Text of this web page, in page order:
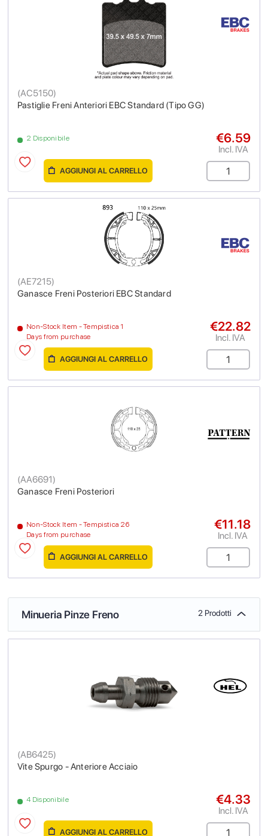
Pastiglie Freni Anteriori EBC Standard (Tipo GG)
(AC5150)
2 Disponibile €6.59
Incl. IVA
AGGIUNGI AL CARRELLO
Ganasce Freni Posteriori EBC Standard
(AE7215)
Non-Stock Item - Tempistica 1
Days from purchase
€22.82
Incl. IVA
AGGIUNGI AL CARRELLO
Ganasce Freni Posteriori
(AA6691)
Non-Stock Item - Tempistica 26
Days from purchase
€11.18
Incl. IVA
AGGIUNGI AL CARRELLO
Minueria Pinze Freno 2 Prodotti
Vite Spurgo - Anteriore Acciaio
(AB6425)
4 Disponibile €4.33
Incl. IVA
AGGIUNGI AL CARRELLO